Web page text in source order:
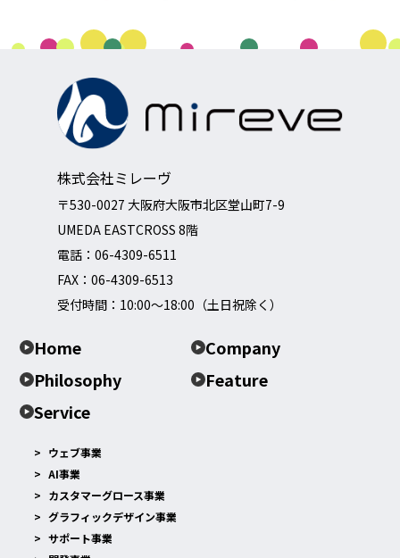
株式会社ミレーヴ
〒530-0027 大阪府大阪市北区堂山町7-9
UMEDA EASTCROSS 8階
電話： 06-4309-6511
FAX：06-4309-6513
受付時間：10:00～18:00（土日祝除く）
Home
Company
Philosophy
Feature
Service
ウェブ事業
AI事業
カスタマーグロース事業
グラフィックデザイン事業
サポート事業